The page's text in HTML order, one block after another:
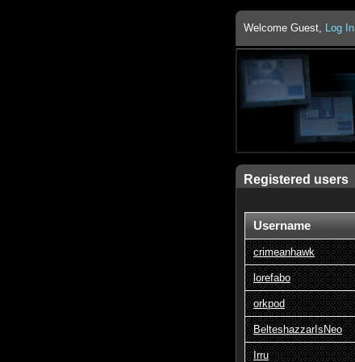
Welcome Guest, Log In
Registered users
Username
crimeanhawk
lorefabo
orkpod
BelteshazzarIsNeo
Irru